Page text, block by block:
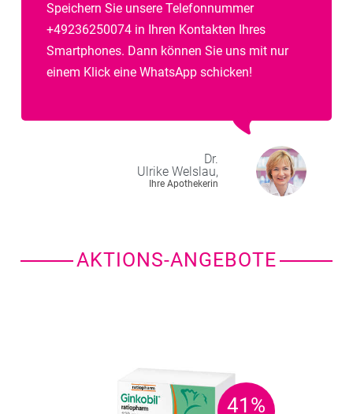
Speichern Sie unsere Telefonnummer
+49236250074 in Ihren Kontakten Ihres
Smartphones. Dann können Sie uns mit nur
einem Klick eine WhatsApp schicken!
Dr.
Ulrike Welslau,
Ihre Apothekerin
AKTIONS-ANGEBOTE
41%